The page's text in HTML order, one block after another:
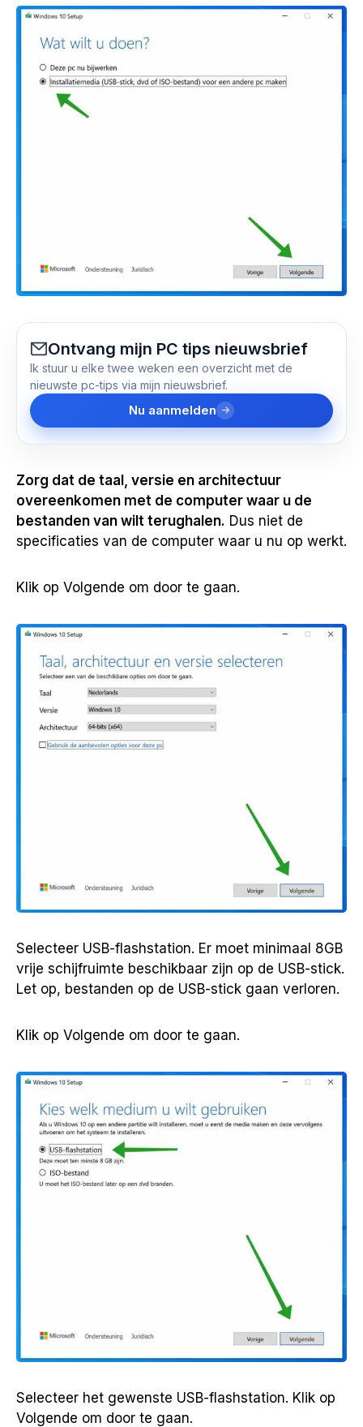
Ontvang mijn PC tips nieuwsbrief
Ik stuur u elke twee weken een overzicht met de
nieuwste pc-tips via mijn nieuwsbrief.
Nu aanmelden
Zorg dat de taal, versie en architectuur
overeenkomen met de computer waar u de
bestanden van wilt terughalen. Dus niet de
specificaties van de computer waar u nu op werkt.
Klik op Volgende om door te gaan.
Selecteer USB-flashstation. Er moet minimaal 8GB
vrije schijfruimte beschikbaar zijn op de USB-stick.
Let op, bestanden op de USB-stick gaan verloren.
Klik op Volgende om door te gaan.
Selecteer het gewenste USB-flashstation. Klik op
Volgende om door te gaan.